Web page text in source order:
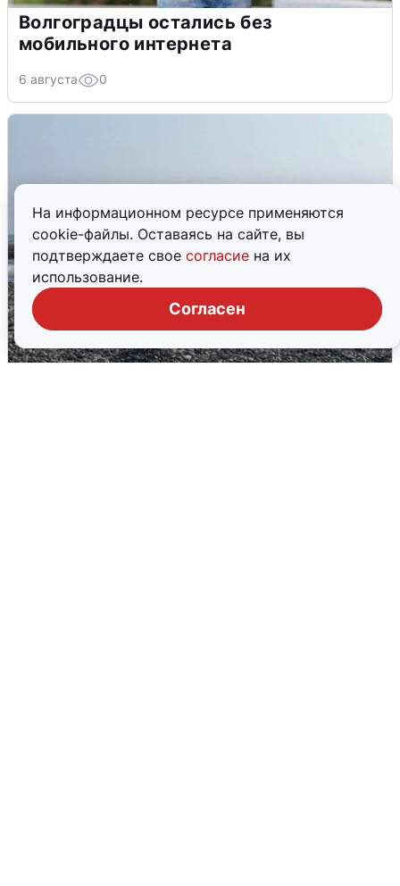
На информационном ресурсе применяются
cookie-файлы. Оставаясь на сайте, вы
подтверждаете свое согласие на их
использование.
Согласен
Волгоградцы остались без
мобильного интернета
6 августа 0